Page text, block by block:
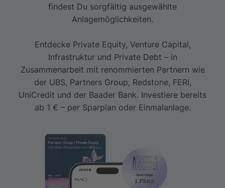
findest Du sorgfältig ausgewählte
Anlagemöglichkeiten.
Entdecke Private Equity, Venture Capital,
Infrastruktur und Private Debt – in
Zusammenarbeit mit renommierten Partnern wie
der UBS, Partners Group, Redstone, FERI,
UniCredit und der Baader Bank. Investiere bereits
ab 1 € – per Sparplan oder Einmalanlage.